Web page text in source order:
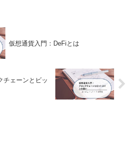
仮想通貨入門：DeFiとは
チェーンとビッ